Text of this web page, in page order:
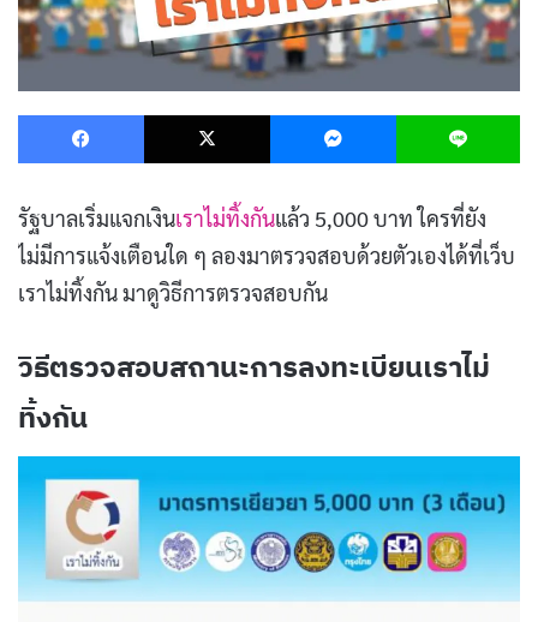
Facebook X Messenger
รัฐบาลเริ่มแจกเงินเราไม่ทิ้งกันแล้ว 5,000 บาท ใครที่ยัง
ไม่มีการแจ้งเตือนใด ๆ ลองมาตรวจสอบด้วยตัวเองได้ที่เว็บ
เราไม่ทิ้งกัน มาดูวิธีการตรวจสอบกัน
วิธีตรวจสอบสถานะการลงทะเบียนเราไม่
ทิ้งกัน